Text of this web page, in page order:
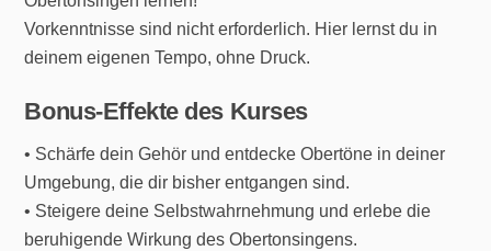
Vorkenntnisse sind nicht erforderlich. Hier lernst du in
deinem eigenen Tempo, ohne Druck.
Bonus-Effekte des Kurses
• Schärfe dein Gehör und entdecke Obertöne in deiner
Umgebung, die dir bisher entgangen sind.
• Steigere deine Selbstwahrnehmung und erlebe die
beruhigende Wirkung des Obertonsingens.